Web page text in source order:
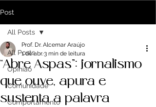
Post
All Posts
Opinião
Comunidade
Comportamento
All Posts
“Abre Aspas”: jornalismo
que ouve, apura e
sustenta a palavra
Prof. Dr. Alcemar Araújo
1 de abr.3 min de leitura